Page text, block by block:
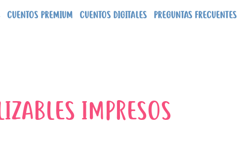
CUENTOS PREMIUM CUENTOS DIGITALES PREGUNTAS FRECUENTES
IMPRESOS